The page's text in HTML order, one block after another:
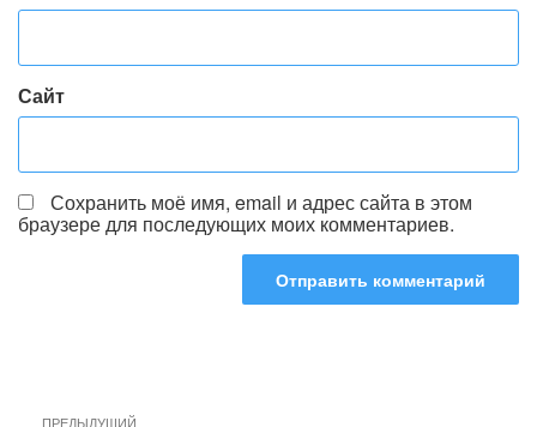
Сайт
Сохранить моё имя, email и адрес сайта в этом
браузере для последующих моих комментариев.
ПРЕДЫДУЩИЙ